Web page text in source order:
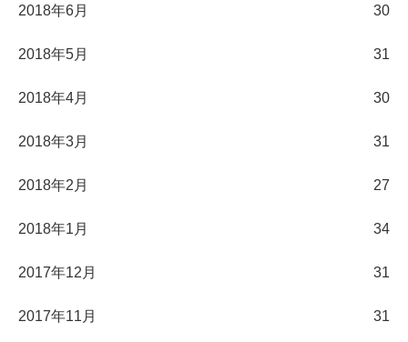
2018年6月 30
2018年5月 31
2018年4月 30
2018年3月 31
2018年2月 27
2018年1月 34
2017年12月 31
2017年11月 31